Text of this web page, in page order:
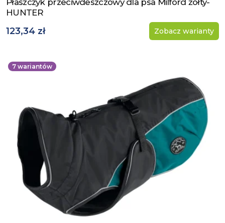
Zobacz produkt
HUNTER
123,34 zł Zobacz warianty
7 wariantów